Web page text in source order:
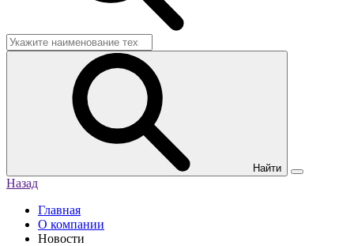
Найти
Назад
Главная
О компании
Новости